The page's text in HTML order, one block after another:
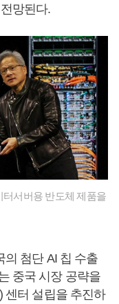
망된다.
서버용 반도체 제품을
의 첨단 AI 칩 수출
중국 시장 공략을
센터 설립을 추진하